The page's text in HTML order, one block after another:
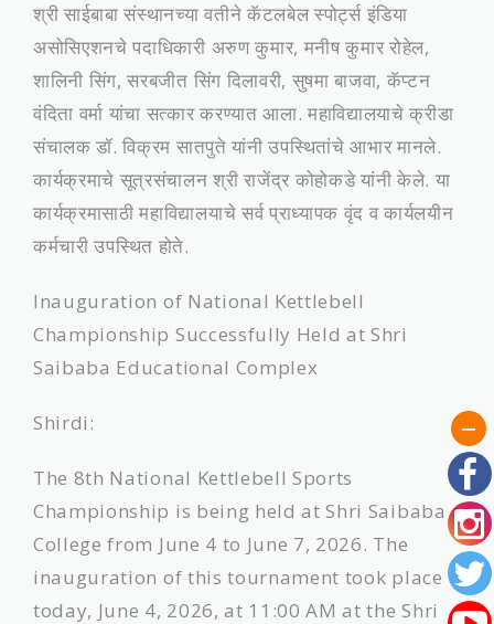
श्री साईबाबा संस्थानच्या वतीने कॅटलबेल स्पोर्ट्स इंडिया
असोसिएशनचे पदाधिकारी अरुण कुमार, मनीष कुमार रोहेल,
शालिनी सिंग, सरबजीत सिंग दिलावरी, सुषमा बाजवा, कॅप्टन
वंदिता वर्मा यांचा सत्कार करण्यात आला. महाविद्यालयाचे क्रीडा
संचालक डॉ. विक्रम सातपुते यांनी उपस्थितांचे आभार मानले.
कार्यक्रमाचे सूत्रसंचालन श्री राजेंद्र कोहोकडे यांनी केले. या
कार्यक्रमासाठी महाविद्यालयाचे सर्व प्राध्यापक वृंद व कार्यलयीन
कर्मचारी उपस्थित होते.
Inauguration of National Kettlebell
Championship Successfully Held at Shri
Saibaba Educational Complex
​Shirdi:
The 8th National Kettlebell Sports
Championship is being held at Shri Saibaba
College from June 4 to June 7, 2026. The
inauguration of this tournament took place
today, June 4, 2026, at 11:00 AM at the Shri